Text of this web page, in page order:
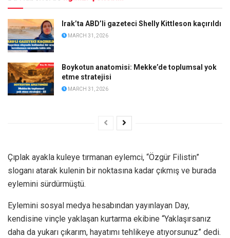
Irak’ta ABD’li gazeteci Shelly Kittleson kaçırıldı
MARCH 31, 2026
Boykotun anatomisi: Mekke’de toplumsal yok
etme stratejisi
MARCH 31, 2026
Çıplak ayakla kuleye tırmanan eylemci, “Özgür Filistin”
sloganı atarak kulenin bir noktasına kadar çıkmış ve burada
eylemini sürdürmüştü.
Eylemini sosyal medya hesabından yayınlayan Day,
kendisine vinçle yaklaşan kurtarma ekibine “Yaklaşırsanız
daha da yukarı çıkarım, hayatımı tehlikeye atıyorsunuz” dedi.